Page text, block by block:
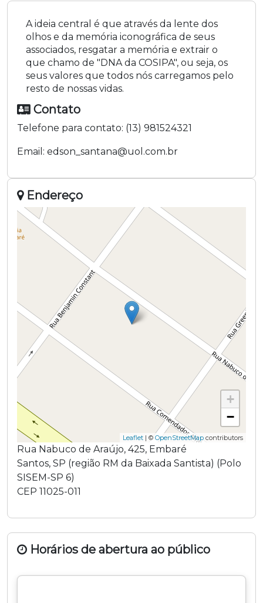
A ideia central é que através da lente dos
olhos e da memória iconográfica de seus
associados, resgatar a memória e extrair o
que chamo de "DNA da COSIPA", ou seja, os
seus valores que todos nós carregamos pelo
resto de nossas vidas.
Contato
Telefone para contato: (13) 981524321
Email: edson_santana@uol.com.br
Endereço
+
−
Leaflet | © OpenStreetMap contributors
Rua Nabuco de Araújo, 425, Embaré
Santos, SP (região RM da Baixada Santista) (Polo
SISEM-SP 6)
CEP 11025-011
Horários de abertura ao público